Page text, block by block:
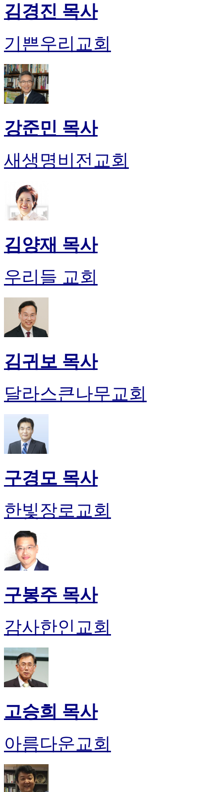
김경진 목사
기쁜우리교회
강준민 목사
새생명비전교회
김양재 목사
우리들 교회
김귀보 목사
달라스큰나무교회
구경모 목사
한빛장로교회
구봉주 목사
감사한인교회
고승희 목사
아름다운교회